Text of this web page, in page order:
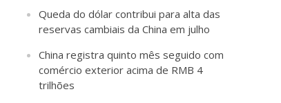
Queda do dólar contribui para alta das
reservas cambiais da China em julho
China registra quinto mês seguido com
comércio exterior acima de RMB 4
trilhões